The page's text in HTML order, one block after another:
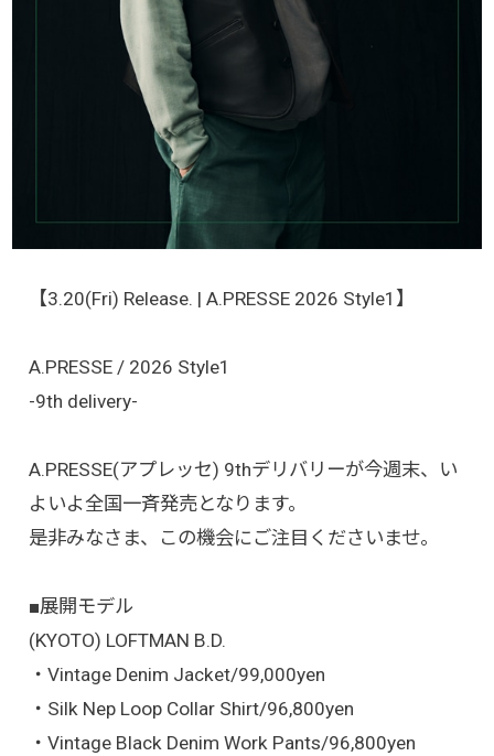
【3.20(Fri) Release. | A.PRESSE 2026 Style1】
A.PRESSE / 2026 Style1
-9th delivery-
A.PRESSE(アプレッセ) 9thデリバリーが今週末、い
よいよ全国一斉発売となります。
是非みなさま、この機会にご注目くださいませ。
■展開モデル
(KYOTO) LOFTMAN B.D.
・Vintage Denim Jacket/99,000yen
・Silk Nep Loop Collar Shirt/96,800yen
・Vintage Black Denim Work Pants/96,800yen